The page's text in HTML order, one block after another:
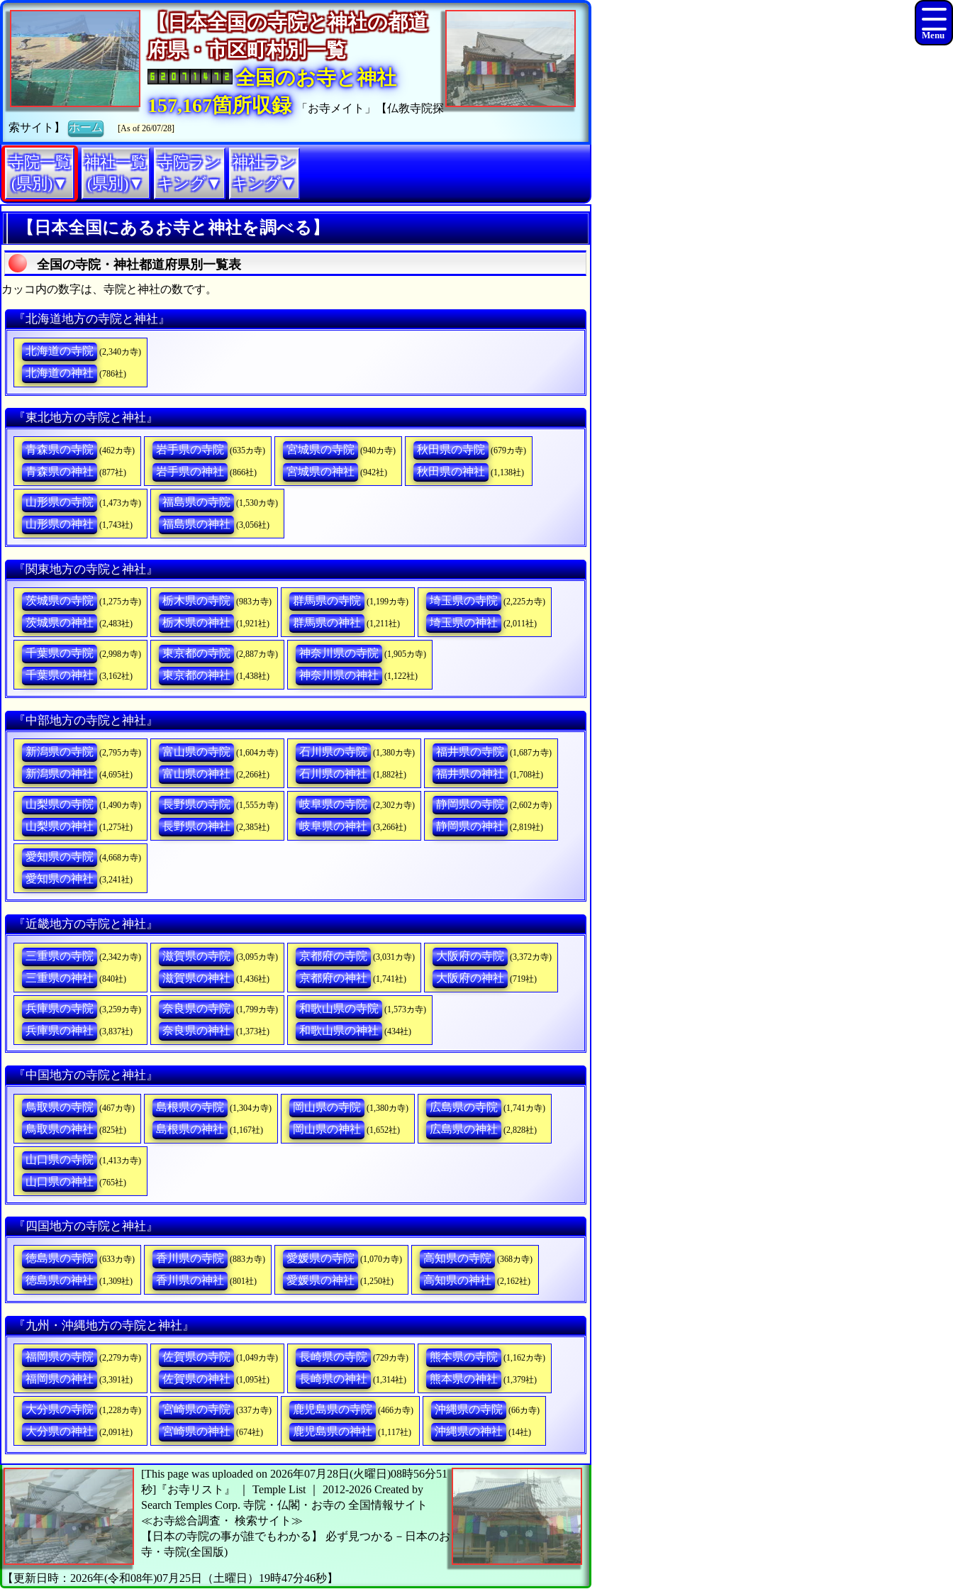
【日本全国の寺院と神社の都道
府県・市区町村別一覧
全国のお寺と神社
157,167箇所収録
「お寺メイト」【仏教寺院探
索サイト】ホーム [As of 26/07/28]
寺院一覧
(県別)▼
神社一覧
(県別)▼
寺院ラン
キング▼
神社ラン
キング▼
【日本全国にあるお寺と神社を調べる】
全国の寺院・神社都道府県別一覧表
カッコ内の数字は、寺院と神社の数です。
『北海道地方の寺院と神社』
北海道の寺院 (2,340カ寺)
北海道の神社 (786社)
『東北地方の寺院と神社』
青森県の寺院 (462カ寺)
青森県の神社 (877社)
岩手県の寺院 (635カ寺)
岩手県の神社 (866社)
宮城県の寺院 (940カ寺)
宮城県の神社 (942社)
秋田県の寺院 (679カ寺)
秋田県の神社 (1,138社)
山形県の寺院 (1,473カ寺)
山形県の神社 (1,743社)
福島県の寺院 (1,530カ寺)
福島県の神社 (3,056社)
『関東地方の寺院と神社』
茨城県の寺院 (1,275カ寺)
茨城県の神社 (2,483社)
栃木県の寺院 (983カ寺)
栃木県の神社 (1,921社)
群馬県の寺院 (1,199カ寺)
群馬県の神社 (1,211社)
埼玉県の寺院 (2,225カ寺)
埼玉県の神社 (2,011社)
千葉県の寺院 (2,998カ寺)
千葉県の神社 (3,162社)
東京都の寺院 (2,887カ寺)
東京都の神社 (1,438社)
神奈川県の寺院 (1,905カ寺)
神奈川県の神社 (1,122社)
『中部地方の寺院と神社』
新潟県の寺院 (2,795カ寺)
新潟県の神社 (4,695社)
富山県の寺院 (1,604カ寺)
富山県の神社 (2,266社)
石川県の寺院 (1,380カ寺)
石川県の神社 (1,882社)
福井県の寺院 (1,687カ寺)
福井県の神社 (1,708社)
山梨県の寺院 (1,490カ寺)
山梨県の神社 (1,275社)
長野県の寺院 (1,555カ寺)
長野県の神社 (2,385社)
岐阜県の寺院 (2,302カ寺)
岐阜県の神社 (3,266社)
静岡県の寺院 (2,602カ寺)
静岡県の神社 (2,819社)
愛知県の寺院 (4,668カ寺)
愛知県の神社 (3,241社)
『近畿地方の寺院と神社』
三重県の寺院 (2,342カ寺)
三重県の神社 (840社)
滋賀県の寺院 (3,095カ寺)
滋賀県の神社 (1,436社)
京都府の寺院 (3,031カ寺)
京都府の神社 (1,741社)
大阪府の寺院 (3,372カ寺)
大阪府の神社 (719社)
兵庫県の寺院 (3,259カ寺)
兵庫県の神社 (3,837社)
奈良県の寺院 (1,799カ寺)
奈良県の神社 (1,373社)
和歌山県の寺院 (1,573カ寺)
和歌山県の神社 (434社)
『中国地方の寺院と神社』
鳥取県の寺院 (467カ寺)
鳥取県の神社 (825社)
島根県の寺院 (1,304カ寺)
島根県の神社 (1,167社)
岡山県の寺院 (1,380カ寺)
岡山県の神社 (1,652社)
広島県の寺院 (1,741カ寺)
広島県の神社 (2,828社)
山口県の寺院 (1,413カ寺)
山口県の神社 (765社)
『四国地方の寺院と神社』
徳島県の寺院 (633カ寺)
徳島県の神社 (1,309社)
香川県の寺院 (883カ寺)
香川県の神社 (801社)
愛媛県の寺院 (1,070カ寺)
愛媛県の神社 (1,250社)
高知県の寺院 (368カ寺)
高知県の神社 (2,162社)
『九州・沖縄地方の寺院と神社』
福岡県の寺院 (2,279カ寺)
福岡県の神社 (3,391社)
佐賀県の寺院 (1,049カ寺)
佐賀県の神社 (1,095社)
長崎県の寺院 (729カ寺)
長崎県の神社 (1,314社)
熊本県の寺院 (1,162カ寺)
熊本県の神社 (1,379社)
大分県の寺院 (1,228カ寺)
大分県の神社 (2,091社)
宮崎県の寺院 (337カ寺)
宮崎県の神社 (674社)
鹿児島県の寺院 (466カ寺)
鹿児島県の神社 (1,117社)
沖縄県の寺院 (66カ寺)
沖縄県の神社 (14社)
[This page was uploaded on 2026年07月28日(火曜日)08時56分51
秒] 『お寺リスト』 ｜ Temple List 2012-2026 Created by
Search Temples Corp. 寺院・仏閣・お寺の 全国情報サイト
≪お寺総合調査・ 検索サイト≫
【日本の寺院の事が誰でもわかる】
必ず見つかる－日本のお
寺・寺院(全国版)
【更新日時：2026年(令和08年)07月25日（土曜日）19時47分46秒】